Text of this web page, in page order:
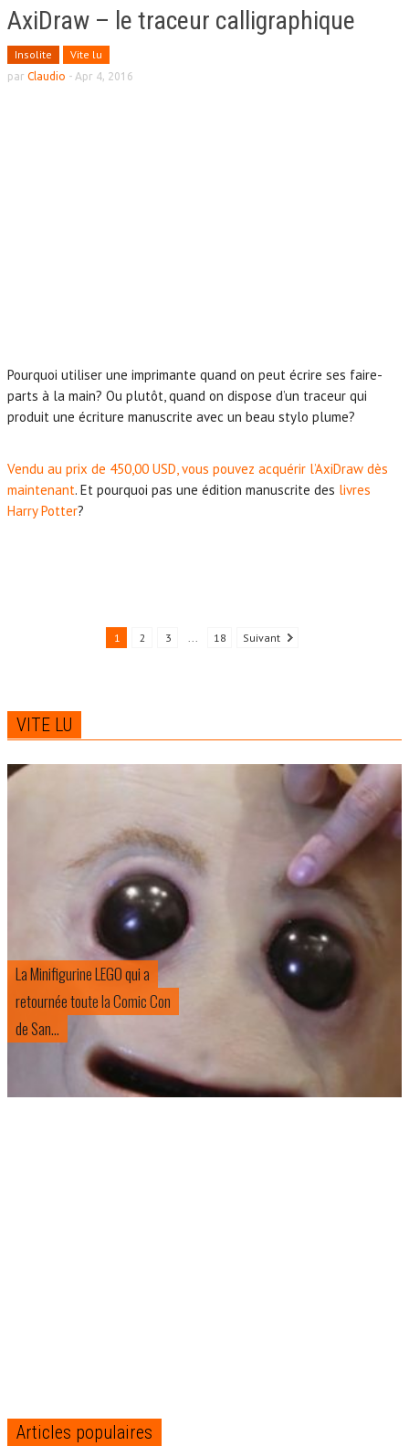
AxiDraw – le traceur calligraphique
Insolite Vite lu
par Claudio - Apr 4, 2016
Pourquoi utiliser une imprimante quand on peut écrire ses faire-
parts à la main? Ou plutôt, quand on dispose d’un traceur qui
produit une écriture manuscrite avec un beau stylo plume?
Vendu au prix de 450,00 USD, vous pouvez acquérir l’AxiDraw dès
maintenant. Et pourquoi pas une édition manuscrite des livres
Harry Potter?
1 2 3 18 Suivant
VITE LU
La Minifigurine LEGO qui a
retournée toute la Comic Con
de San...
Articles populaires